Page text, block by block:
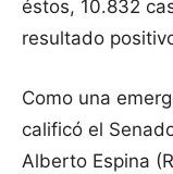
éstos, 10.832
resultado
Como una
calificó el
Alberto Espina